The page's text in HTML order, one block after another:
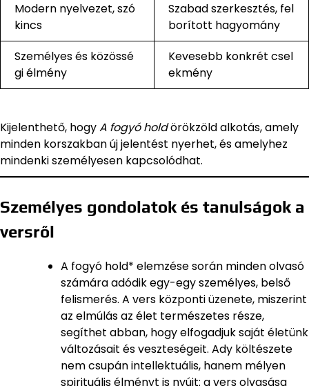
Modern nyelvezet, szó
kincs
Szabad szerkesztés, fel
borított hagyomány
Személyes és közössé
gi élmény
Kevesebb konkrét csel
ekmény
Kijelenthető, hogyA fogyó holdörökzöld alkotás, amely
minden korszakban új jelentést nyerhet, és amelyhez
mindenki személyesen kapcsolódhat.
Személyes gondolatok és tanulságok a
versről
A fogyó hold* elemzése során minden olvasó
számára adódik egy-egy személyes, belső
felismerés. A vers központi üzenete, miszerint
az elmúlás az élet természetes része,
segíthet abban, hogy elfogadjuk saját életünk
változásait és veszteségeit. Ady költészete
nem csupán intellektuális, hanem mélyen
spirituális élményt is nyújt: a vers olvasása